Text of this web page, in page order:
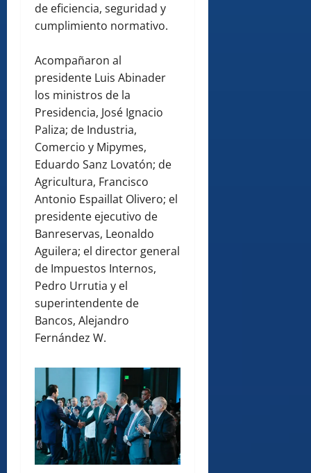
de eficiencia, seguridad y
cumplimiento normativo.
Acompañaron al
presidente Luis Abinader
los ministros de la
Presidencia, José Ignacio
Paliza; de Industria,
Comercio y Mipymes,
Eduardo Sanz Lovatón; de
Agricultura, Francisco
Antonio Espaillat Olivero; el
presidente ejecutivo de
Banreservas, Leonaldo
Aguilera; el director general
de Impuestos Internos,
Pedro Urrutia y el
superintendente de
Bancos, Alejandro
Fernández W.